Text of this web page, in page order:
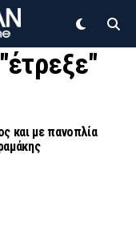
και με πανοπλία